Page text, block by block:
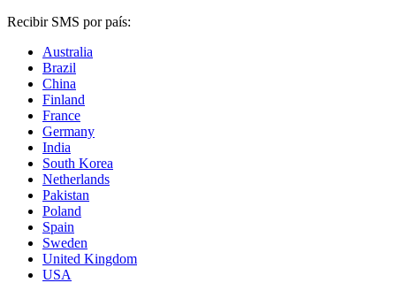
Recibir SMS por país:
Australia
Brazil
China
Finland
France
Germany
India
South Korea
Netherlands
Pakistan
Poland
Spain
Sweden
United Kingdom
USA